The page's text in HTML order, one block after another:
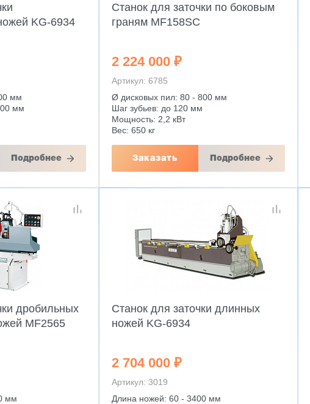
KG-6934
мм
мм
Подробнее
Станок для заточки по боковым
граням MF158SC
2 224 000 ₽
Артикул: 6785
Ø дисковых пил: 80 - 800 мм
Шаг зубьев: до 120 мм
Мощность: 2,2 кВт
Вес: 650 кг
Заказать Подробнее
дробильных
MF2565
мм
Станок для заточки длинных
ножей KG-6934
2 704 000 ₽
Артикул: 3019
Длина ножей: 60 - 3400 мм